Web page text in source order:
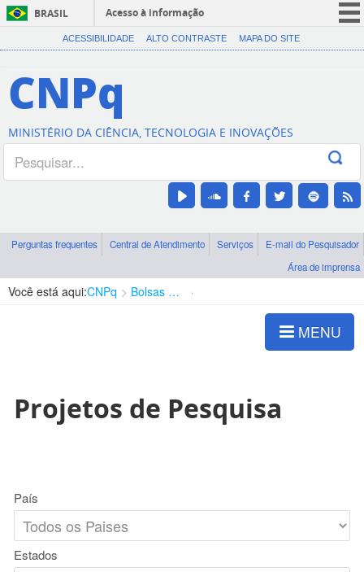
BRASIL
Acesso à informação
CORONAVÍRUS (COVID-19)
Canais
ACESSIBILIDADE ALTO CONTRASTE MAPA DO SITE
CNPq
MINISTÉRIO DA CIÊNCIA, TECNOLOGIA E INOVAÇÕES
Perguntas frequentes Central de Atendimento Serviços
E-mail do Pesquisador
Área de imprensa
Você está aqui:CNPq Bolsas e Auxílios Vigentes
MENU
Projetos de Pesquisa
País
Estados